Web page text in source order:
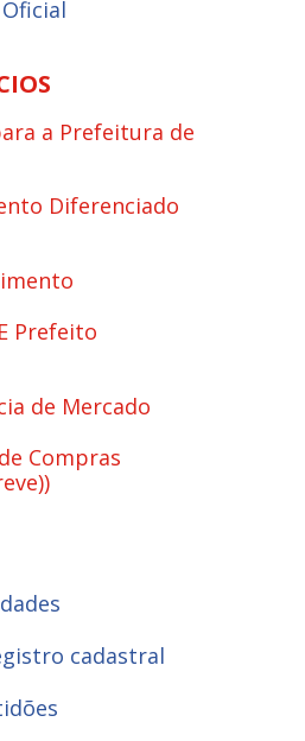
a Prefeitura de
Diferenciado
Prefeito
de Mercado
Compras
cadastral